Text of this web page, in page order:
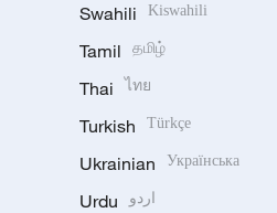
Swahili Kiswahili
Tamil தமிழ்
Thai ไทย
Turkish Türkçe
Ukrainian Українська
Urdu اردو